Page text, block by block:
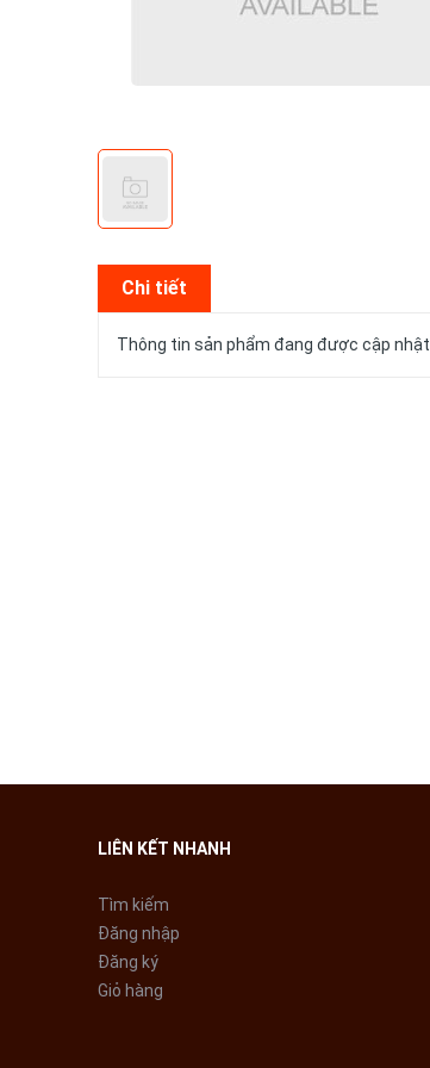
Chi tiết
Thông tin sản phẩm đang được cập nhật
LIÊN KẾT NHANH
Tìm kiếm
Đăng nhập
Đăng ký
Giỏ hàng